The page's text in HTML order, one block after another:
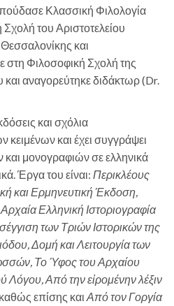
Κλασσική Φιλολογία
του Αριστοτελείου
και
στη Φιλοσοφική Σχολή της
αναγορεύτηκε διδάκτωρ (Dr.
και σχόλια
κειμένων και έχει συγγράψει
μονογραφιών σε ελληνικά
Έργα του είναι: Περικλέους
και Ερμηνευτική Έκδοση,
Ελληνική Ιστοριογραφία
των Τριών Ιστορικών της
Δομή και Λειτουργία των
Το Ύφος του Αρχαίου
Λόγου, Από την εἰρομένην λέξιν
καθώς επίσης και Από τον Γοργία